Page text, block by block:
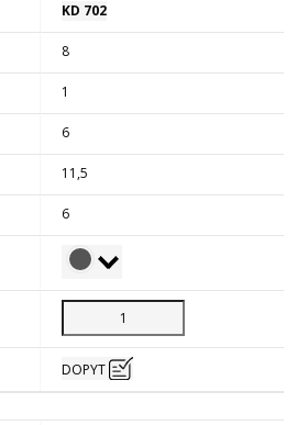
KD 702
8
1
6
11,5
6
DOPYT